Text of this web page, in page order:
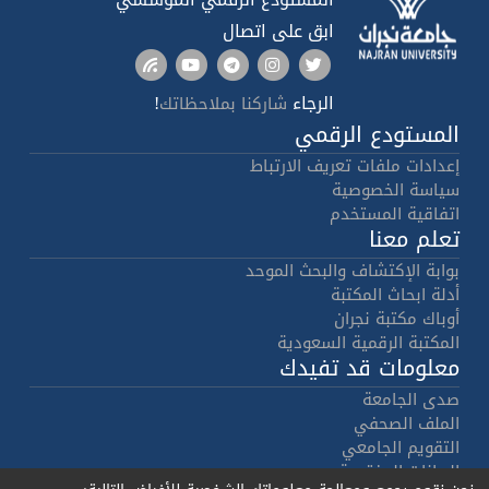
ابق على اتصال
الرجاء شاركنا بملاحظاتك!
المستودع الرقمي
إعدادات ملفات تعريف الارتباط
سياسة الخصوصية
اتفاقية المستخدم
تعلم معنا
بوابة الإكتشاف والبحث الموحد
أدلة ابحاث المكتبة
أوباك مكتبة نجران
المكتبة الرقمية السعودية
معلومات قد تفيدك
صدى الجامعة
الملف الصحفي
التقويم الجامعي
البيانات المفتوحة